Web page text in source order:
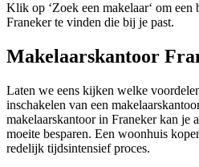
Klik op ‘Zoek een makelaar‘ om een
Franeker te vinden die bij je past.
Makelaarskantoor
Laten we eens kijken welke
inschakelen van een
makelaarskantoor in Franeker kan je
moeite besparen. Een woonhuis
redelijk tijdsintensief proces.